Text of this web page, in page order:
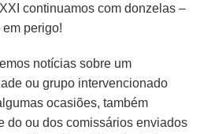
continuamos com donzelas –
perigo!
notícias sobre um
ou grupo intervencionado
ocasiões, também
do ou dos comissários enviados